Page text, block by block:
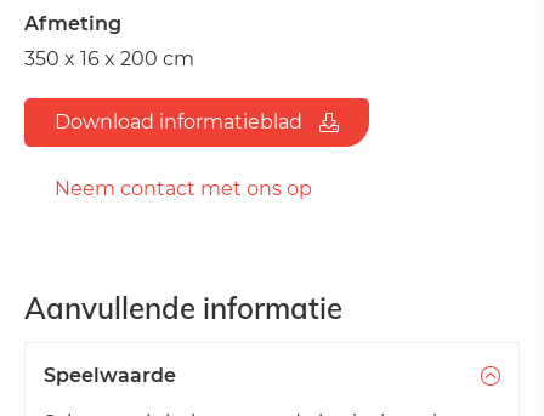
Afmeting
350 x 16 x 200 cm
Download informatieblad
Neem contact met ons op
Aanvullende informatie
Speelwaarde